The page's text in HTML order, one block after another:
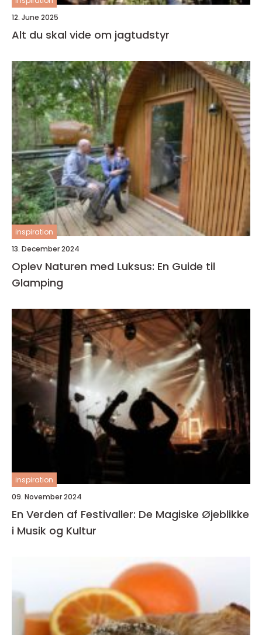
12. June 2025
Alt du skal vide om jagtudstyr
inspiration
13. December 2024
Oplev Naturen med Luksus: En Guide til
Glamping
inspiration
09. November 2024
En Verden af Festivaller: De Magiske Øjeblikke
i Musik og Kultur